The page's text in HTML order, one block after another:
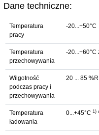
Dane techniczne:
Temperatura
pracy
-20...+50°C
Temperatura
przechowywania
-20...+60°C
Wilgotność
podczas pracy i
przechowywania
20 ... 85
Temperatura
ładowania
0...+45°C 1)